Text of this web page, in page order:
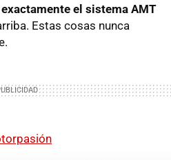
el sistema AMT
Estas cosas nunca